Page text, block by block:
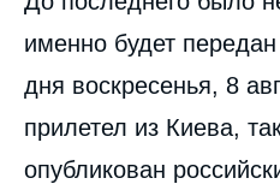
именно будет
дня воскресенья, 8
прилетел из Киева,
опубликован